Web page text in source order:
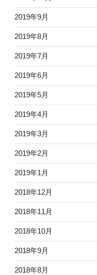
2019年9月
2019年8月
2019年7月
2019年6月
2019年5月
2019年4月
2019年3月
2019年2月
2019年1月
2018年12月
2018年11月
2018年10月
2018年9月
2018年8月